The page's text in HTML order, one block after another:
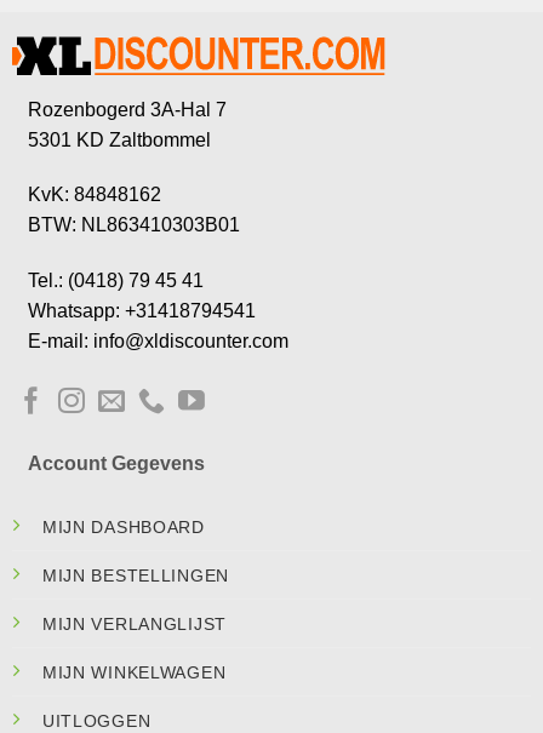
Rozenbogerd 3A-Hal 7
5301 KD Zaltbommel
KvK: 84848162
BTW: NL863410303B01
Tel.: (0418) 79 45 41
Whatsapp: +31418794541
E-mail: info@xldiscounter.com
Account Gegevens
MIJN DASHBOARD
MIJN BESTELLINGEN
MIJN VERLANGLIJST
MIJN WINKELWAGEN
UITLOGGEN